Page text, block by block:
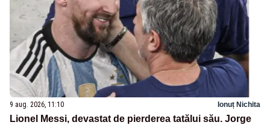
9 aug. 2026, 11:10 Ionuț Nichita
Lionel Messi, devastat de pierderea tatălui său. Jorge